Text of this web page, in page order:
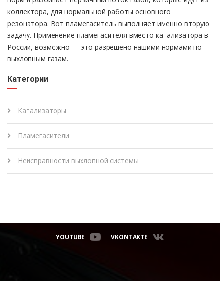
коллектора, для нормальной работы основного
резонатора. Вот пламегаситель выполняет именно вторую
задачу. Применение пламегасителя вместо катализатора в
России, возможно — это разрешено нашими нормами по
выхлопным газам.
Категории
Катализаторы
Пламегасители
Неисправности выхлопной системы
YOUTUBE VKONTAKTE